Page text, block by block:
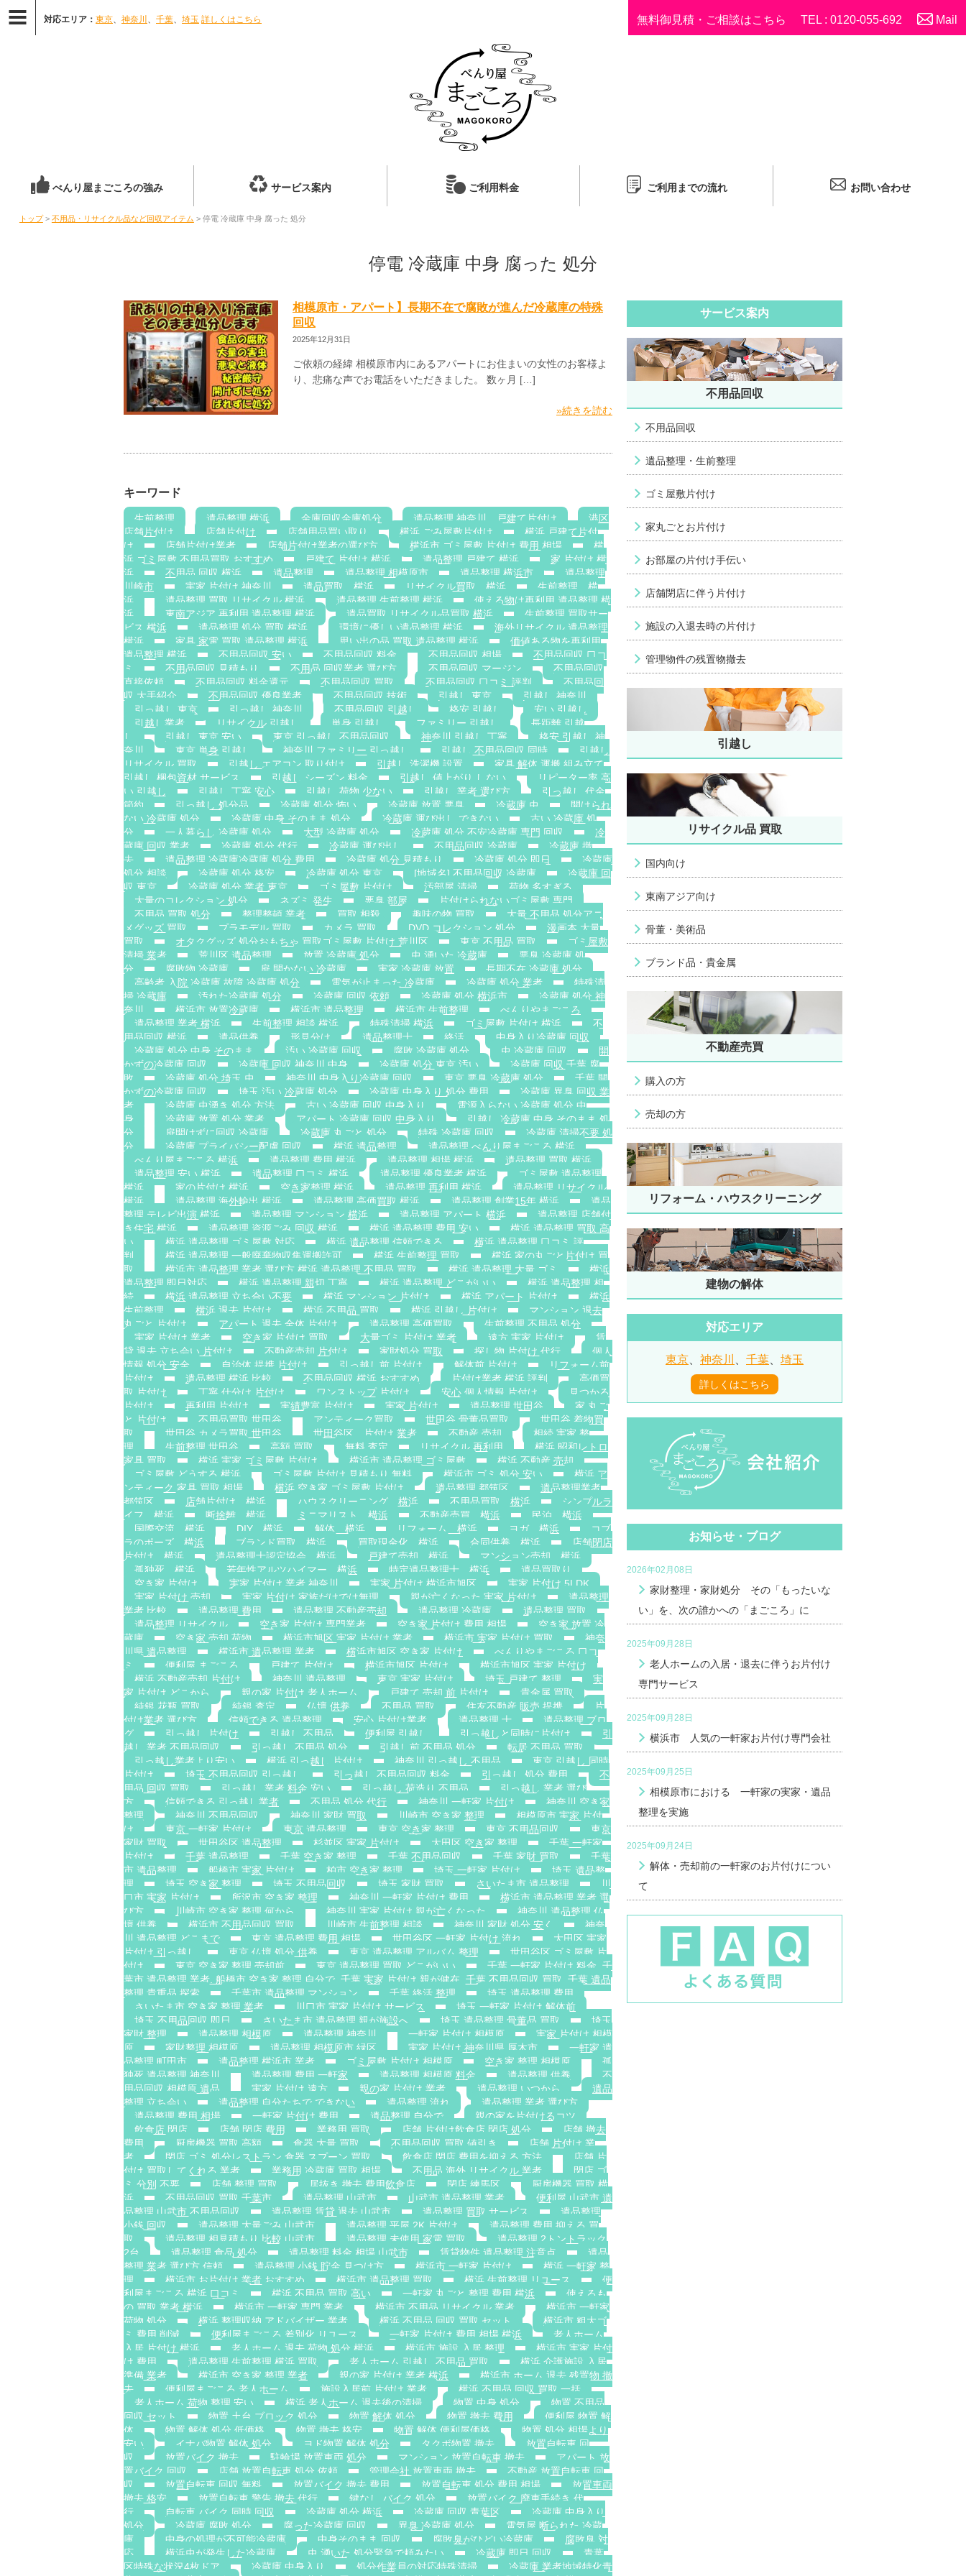
対応エリア： 東京、 神奈川 、 千葉、 埼玉 詳しくはこちら 無料御見積・ご相談はこちら TEL : 0120-055-692 Mail
べんり屋まごころの強み サービス案内 ご利用料金 ご利用までの流れ お問い合わせ
トップ> 不用品・リサイクル品など回収アイテム > 停電 冷蔵庫 中身 腐った 処分
停電 冷蔵庫 中身 腐った 処分
相模原市・アパート】長期不在で腐敗が進んだ冷蔵庫の特殊
回収
2025年12月31日
ご依頼の経緯 相模原市内にあるアパートにお住まいの女性のお客様よ
り、悲痛な声でお電話をいただきました。 数ヶ月 […]
»続きを読む
キーワード
生前整理 遺品整理 横浜 金庫回収金庫処分 遺品整理 神奈川，戸建て片付け
港区
店舗片付け
店舗片付け 店舗用品買い取り 横浜 ごみ屋敷片付け
横浜 戸建て片付
け
店舗片付け業者 店舗片付け業者の選び方 横浜市 ゴミ屋敷 片付け 費用 相場
横
浜 ゴミ屋敷 不用品買取 おすすめ
戸建て 片付け 横浜 遺品整理 戸建て 横浜
家 片付け 横
浜
不用品 回収 横浜 遺品整理 遺品整理 相模原市 遺品整理 横浜市
遺品整理
川崎市
実家 片付け 神奈川 遺品買取 横浜 リサイクル買取 横浜
生前整理 横
浜
遺品整理 買取 リサイクル 横浜 遺品整理 生前整理 横浜
使える物は再利用 遺品整理 横
浜
東南アジア 再利用 遺品整理 横浜 遺品買取 リサイクル品買取 横浜
生前整理 買取サー
ビス 横浜
遺品整理 処分 買取 横浜 環境に優しい遺品整理 横浜
海外リサイクル 遺品整理
横浜
家具 家電 買取 遺品整理 横浜 思い出の品 買取 遺品整理 横浜
価値ある物を再利用
遺品整理 横浜
不用品回収 安い 不用品回収 料金 不用品回収 相場
不用品回収 口コ
ミ
不用品回収 見積もり 不用品 回収業者 選び方 不用品回収 マージン
不用品回収
直接依頼
不用品回収 料金還元 不用品回収 買取 不用品回収 口コミ 評判
不用品回
収 大手紹介
不用品回収 優良業者 不用品回収 技術 引越し 東京
引越し 神奈川
引っ越し 東京
引っ越し 神奈川 不用品回収 引越し 格安 引越し
安い 引越し
引越し業者
リサイクル 引越し 単身 引越し ファミリー 引越し
長距離 引越
し
引越し 東京 安い 東京 引っ越し 不用品回収 神奈川 引越し 丁寧
格安 引越し 神
奈川
東京 単身 引越し 神奈川 ファミリー 引っ越し 引越し 不用品回収 同時
引越し
リサイクル 買取
引越し エアコン 取り付け 引越し 洗濯機 設置
家具 解体 運搬 組み立て
引越し 梱包資材 サービス
引越し シーズン 料金 引越し 値上がり しない
リピーター率 高
い 引越し
引越し 丁寧 安心 引越し 荷物 少ない 引越し 業者 選び方
引っ越し 代金
節約
引っ越し 処分品 冷蔵庫 処分 怖い 冷蔵庫 放置 悪臭 冷蔵庫 虫
開けられ
ない 冷蔵庫 処分
冷蔵庫 中身 そのまま 処分 冷蔵庫 運び出し できない
古い 冷蔵庫 処
分
一人暮らし 冷蔵庫 処分 大型 冷蔵庫 処分 冷蔵庫 処分 不安冷蔵庫 専門 回収
冷
蔵庫 回収 業者
冷蔵庫 処分 代行 冷蔵庫 運び出し 不用品回収 冷蔵庫
冷蔵庫 撤
去
遺品整理 冷蔵庫冷蔵庫 処分 費用 冷蔵庫 処分 見積もり 冷蔵庫 処分 即日
冷蔵庫
処分 相談
冷蔵庫 処分 格安 冷蔵庫 処分 東京 [地域名] 不用品回収 冷蔵庫
冷蔵庫 回
収 東京
冷蔵庫 処分 業者 東京 ゴミ屋敷 片付け 汚部屋 清掃
荷物 多すぎる
大量のコレクション 処分
ネズミ 発生 悪臭 部屋
片付けられないゴミ屋敷 専門
不用品 買取 処分
整理整頓 業者 買取 相殺 趣味の物 買取
大量 不用品 処分アニ
メグッズ 買取
プラモデル 買取 カメラ 買取 DVD コレクション 処分
漫画本 大量
買取
オタクグッズ 処分おもちゃ 買取ゴミ屋敷 片付け 荒川区 東京 不用品 買取
ゴミ屋敷
清掃 業者
荒川区 遺品整理 放置 冷蔵庫 処分 虫 湧いた 冷蔵庫
悪臭 冷蔵庫 処
分
腐敗物 冷蔵庫 扉 開かない 冷蔵庫 実家 冷蔵庫 放置
長期不在 冷蔵庫 処分
高齢者 入院 冷蔵庫 故障 冷蔵庫 処分
電気が止まった 冷蔵庫 冷蔵庫 処分 業者
特殊清
掃 冷蔵庫
汚れた冷蔵庫 処分 冷蔵庫 回収 依頼 冷蔵庫 処分 横浜市
冷蔵庫 処分 神
奈川
横浜市 放置冷蔵庫 横浜市 遺品整理 横浜市 生前整理
べんりやまごころ
遺品整理 業者 横浜
生前整理 相談 横浜 特殊清掃 横浜 ゴミ屋敷 片付け 横浜
不
用品回収 横浜
遺品供養 形見分け 遺品整理士 終活
中身入り冷蔵庫 回収
冷蔵庫 処分 中身 そのまま
汚い 冷蔵庫 回収 腐敗 冷蔵庫 処分 虫 冷蔵庫 回収
開
かずの冷蔵庫 回収
冷蔵庫 回収 神奈川 中身 冷蔵庫 処分 東京 汚い
冷蔵庫 回収 千葉 腐
敗
冷蔵庫 処分 埼玉 虫 神奈川 中身入り冷蔵庫 回収 東京 悪臭 冷蔵庫 処分
千葉 開
かずの冷蔵庫 回収
埼玉 汚い 冷蔵庫 処分 冷蔵庫 中身入り 処分 費用
冷蔵庫 異臭 回収 業
者
冷蔵庫 虫湧き 処分 方法 古い 冷蔵庫 回収 中身入り
電源入らない 冷蔵庫 処分 中
身
冷蔵庫 放置 処分 業者 アパート 冷蔵庫 回収 中身入り
引越し 冷蔵庫 中身 そのまま 処
分
扉開けずに回収 冷蔵庫 冷蔵庫 丸ごと 処分 特殊 冷蔵庫 回収
冷蔵庫 清掃不要 処
分
冷蔵庫 プライバシー配慮 回収 横浜 遺品整理
遺品整理 べんり屋まごころ 横浜
べんり屋まごころ 横浜
遺品整理 費用 横浜 遺品整理 相場 横浜
遺品整理 買取 横浜
遺品整理 安い 横浜
遺品整理 口コミ 横浜 遺品整理 優良業者 横浜
ゴミ屋敷 遺品整理
横浜
家の片付け 横浜 空き家整理 横浜 遺品整理 再利用 横浜
遺品整理 リサイクル
横浜
遺品整理 海外輸出 横浜 遺品整理 高価買取 横浜 遺品整理 創業15年 横浜
遺品
整理 テレビ出演 横浜
遺品整理 マンション 横浜 遺品整理 アパート 横浜
遺品整理 店舗付
き住宅 横浜
遺品整理 資源ごみ 回収 横浜 横浜 遺品整理 費用 安い
横浜 遺品整理 買取 高
い
横浜 遺品整理 ゴミ屋敷 対応 横浜 遺品整理 信頼できる
横浜 遺品整理 口コミ 評
判
横浜 遺品整理 一般廃棄物収集運搬許可 横浜 生前整理 買取
横浜 家の丸ごと片付け 買
取
横浜市 遺品整理 業者 選び方 横浜 遺品整理 不用品 買取 横浜 遺品整理 大量 ゴミ
横浜
遺品整理 即日対応
横浜 遺品整理 親切 丁寧 横浜 遺品整理 どこがいい
横浜 遺品整理 相
続
横浜 遺品整理 立ち合い不要 横浜 マンション 片付け 横浜 アパート 片付け
横浜
生前整理
横浜 退去 片付け 横浜 不用品 買取 横浜 引越し 片付け
マンション 退去
丸ごと 片付け
アパート 退去 全体 片付け 遺品整理 高価買取
生前整理 不用品 処分
実家 片付け 業者
空き家 片付け 買取 大量ゴミ 片付け 業者 遠方 実家 片付け
賃
貸 退去 立ち会い 片付け
不動産売却 片付け 家財処分 買取 探し物 片付け 代行
個人
情報 処分 安全
自治体 提携 片付け 引っ越し前 片付け 解体前 片付け
リフォーム前
片付け
遺品整理 横浜 比較 不用品回収 横浜 おすすめ 片付け業者 横浜 評判
高価買
取 片付け
丁寧 仕分け 片付け ワンストップ 片付け 安心 個人情報 片付け
見つかる
片付け
再利用 片付け 実績豊富 片付け 実家 片付け 遺品整理 世田谷
家 丸ご
と 片付け
不用品買取 世田谷 アンティーク買取 世田谷 骨董品買取
世田谷 着物買
取
世田谷 カメラ買取 世田谷 世田谷区 片付け 業者 不動産 売却
相続 実家 整
理
生前整理 世田谷 高額 買取 無料 査定 リサイクル 再利用
横浜 昭和レトロ
家具 買取
横浜 実家 ゴミ屋敷 片付け 横浜市 遺品整理 ゴミ屋敷
横浜 不動産 売却
ゴミ屋敷 どうする 横浜
ゴミ屋敷 片付け 見積もり 無料 横浜市 ゴミ 処分 安い
横浜 ア
ンティーク 家具 買取 相場
横浜 空き家 ゴミ屋敷 片付け 遺品整理 都筑区
遺品整理業者
都筑区
店舗片付け 横浜 ハウスクリーニング 横浜 不用品買取 横浜
シンプルラ
イフ 横浜
断捨離 横浜 ミニマリスト 横浜 不動産売買 横浜
民泊 横浜
国際交流 横浜
DIY 横浜 解体 横浜 リフォーム 横浜 ヨガ 横浜
コブ
ラのポーズ 横浜
ブランド買取 横浜 買取現金化 横浜 合同供養 横浜
店舗閉店
片付け 横浜
遺品整理士認定協会 横浜 戸建て売却 横浜
マンション売却 横浜
孤独死 横浜
若年性アルツハイマー 横浜 特定遺品整理士 横浜
遺品買取り
空き家 片付け
実家 片付け 業者 神奈川 実家 片付け 横浜市旭区
実家 片付け 5LDK
実家 片付け 売却
実家 片付け 家族だけでは無理 親が亡くなった 実家 片付け
遺品整理
業者 比較
遺品整理 費用 遺品整理 不動産売却 遺品整理 冷蔵庫
遺品整理 買取
遺品整理 リサイクル
空き家 片付け 専門業者 空き家 片付け 費用 相場
空き家 放置 冷
蔵庫
空き家 売却 荷物 横浜市旭区 実家 片付け 業者 横浜市 実家 片付け 買取
神奈
川県 遺品整理
横浜市 遺品整理 業者 横浜市旭区 空き家 片付け
べんりやまごころ 口コ
ミ
便利屋 まごころ 戸建て 片付け 横浜市旭区 片付け
横浜市旭区 実家 片付け
横浜 不動産売却 片付け
神奈川 遺品整理 東京 実家 片付け 埼玉 戸建て 整理
実
家 片付け どこから
親の家 片付け 老人ホーム 戸建て 売却 前 片付け
貴金属 買取
純銀 花瓶 買取
純銀 査定 仏壇 供養 不用品 買取 住友不動産 販売 提携
片
付け業者 選び方
信頼できる 遺品整理 安心 片付け業者 遺品整理 士
遺品整理 ブロ
グ
引っ越し 片付け 引越し 不用品 便利屋 引越し 引っ越しと同時に片付け
引
越し 業者 不用品回収
引っ越し 不用品 処分 引越し前 不用品 処分
転居 不用品 買取
引っ越し業者より安い
横浜 引っ越し 片付け 神奈川 引っ越し 不用品
東京 引越し 同時
片付け
埼玉 不用品回収 引っ越し 引っ越し 不用品回収 料金 引っ越し 処分 費用
不
用品 回収 買取
引っ越し 業者 料金 安い 引っ越し 荷造り 不用品
引っ越し 業者 選び
方
信頼できる 引っ越し業者 不用品 処分 代行 神奈川 一軒家 片付け
神奈川 空き家
整理
神奈川 不用品回収 神奈川 家財 買取 川崎市 空き家 整理
相模原市 実家 片付
け
東京 一軒家 片付け 東京 遺品整理 東京 空き家 整理 東京 不用品回収
東京
家財 買取
世田谷区 遺品整理 杉並区 実家 片付け 大田区 空き家 整理
千葉 一軒家
片付け
千葉 遺品整理 千葉 空き家 整理 千葉 不用品回収 千葉 家財 買取
千葉
市 遺品整理
船橋市 実家 片付け 柏市 空き家 整理 埼玉 一軒家 片付け
埼玉 遺品整
理
埼玉 空き家 整理 埼玉 不用品回収 埼玉 家財 買取 さいたま市 遺品整理
川
口市 実家 片付け
所沢市 空き家 整理 神奈川 一軒家 片付け 費用
横浜市 遺品整理 業者 選
び方
川崎市 空き家 整理 何から 神奈川 実家 片付け 親が亡くなった
神奈川 遺品整理 仏
壇 供養
横浜市 不用品回収 買取 川崎市 生前整理 相談 神奈川 家財 処分 安く
神奈
川 遺品整理 どこまで
東京 遺品整理 費用 相場 世田谷区 一軒家 片付け 流れ
大田区 実家
片付け 引っ越し
東京 仏壇 処分 供養 東京 遺品整理 アルバム 整理
世田谷区 ゴミ屋敷 片
付け
東京 空き家 整理 売却前 東京 遺品整理 買取 どこがいい
千葉 一軒家 片付け 料金. 千
葉市 遺品整理 業者. 船橋市 空き家 整理 自分で. 千葉 実家 片付け 親が健在. 千葉 不用品回収 買取. 千葉 遺品
整理 貴重品 探索
千葉市 遺品整理 マンション 千葉 終活 整理
埼玉 遺品整理 費用
さいたま市 空き家 整理 業者
川口市 実家 片付け サービス
埼玉 一軒家 片付け 解体前
埼玉 不用品回収 即日
さいたま市 遺品整理 親が施設へ 埼玉 遺品整理 骨董品 買取
埼玉
家財 整理
遺品整理 相模原 遺品整理 神奈川 一軒家 片付け 相模原
実家 片付け 相模
原
家財整理 相模原 遺品整理 相模原市 緑区 実家 片付け 神奈川県 厚木市
一軒家 遺
品整理 町田市
遺品整理 横浜市 業者 ゴミ屋敷 片付け 相模原 空き家 整理 相模原
孤
独死 遺品整理 神奈川
遺品整理 費用 一軒家 遺品整理 相模原 料金 遺品整理 供養
不
用品回収 相模原 遺品
実家 片付け 遠方 親の家 片付け 業者 遺品整理 いつから
遺品
整理 立ち会い
遺品整理 自分たちで できない 遺品整理 流れ
遺品整理 業者 選び方
遺品整理 費用 相場
一軒家 片付け 費用 遺品整理 自分で
親の家を片付けるコツ
飲食店 閉店
店舗 閉店 費用 業務用 買取 店舗 片付け飲食店 閉店 処分
店舗 撤去
費用
厨房機器 買取 高額 食器 大量 買取 不用品回収 買取 値引き
店舗 片付け 業
者
閉店 ゴミ 処分レストラン 食器 スプーン 買取 飲食店 閉店 費用を抑える 方法
店舗 片
付け 買取してくれる 業者
業務用 冷蔵庫 買取 相場 不用品 海外 リサイクル 業者
閉店 ゴ
ミ 分別 不要
店舗 整理 買取 居抜き 撤去 費用飲食店 閉店 練馬区
厨房機器 買取 横
浜
不用品回収 買取 千葉市 遺品整理 山武市 山武市 遺品整理 業者
便利屋 山武市 遺
品整理 山武市 不用品回収
遺品整理 賃貸 退去 山武市 遺品整理 買取 サービス
遺品整理
小銭 回収
遺品整理 大量ごみ 山武市 遺品整理 平屋 2K 片付け
遺品整理 費用 抑える 買
取
遺品整理 相見積もり 比較 山武市 遺品整理 未使用 家電 買取
遺品整理 2トントラック
2台
遺品整理 食品 処分 遺品整理 料金 相場 山武市 賃貸物件 遺品整理 注意点
遺品
整理 業者 選び方 信頼
遺品整理 小銭 貯金 見つけ方 横浜市 一軒家 片付け
横浜 一軒家 整
理
横浜市 お片付け 業者 おすすめ 横浜市 遺品整理 買取 横浜 生前整理 リユース
便
利屋まごころ 横浜 口コミ
横浜 不用品 買取 高い 一軒家 丸ごと 整理 費用 横浜
使えるも
の 買取 業者 横浜
横浜市 一軒家 専門 業者 横浜市 不用品 リサイクル 業者
横浜市 一軒家
荷物 処分
横浜 整理収納 アドバイザー 業者 横浜 不用品 回収 買取 セット
横浜市 粗大ゴ
ミ 費用 削減
便利屋まごころ 差別化 リユース 一軒家 片付け 費用 相場 横浜
老人ホーム
入居 片付け 横浜
老人ホーム 退去 荷物 処分 横浜 横浜市 施設 入居 整理
横浜市 実家 片付
け 費用
遺品整理 生前整理 横浜 買取 老人ホーム 引越し 不用品 買取
横浜 介護施設 入居
準備 業者
横浜市 空き家 整理 業者 親の家 片付け 業者 横浜
横浜市 ホーム 退去 残置物 撤
去
便利屋まごころ 老人ホーム 施設入居前 片付け 業者
横浜 不用品 回収 買取 一括
老人ホーム 荷物 整理 安い
横浜 老人ホーム 退去後の清掃 物置 中身 処分
物置 不用品
回収 セット
物置 土台 ブロック 処分 物置 解体 処分 物置 撤去 費用
便利屋 物置 解
体
物置 解体 処分 低価格 物置 撤去 格安 物置 解体 便利屋価格
物置 処分 相場より
安い
イナバ物置 解体 処分 ヨド物置 解体 処分 タクボ物置 撤去
放置自転車 回
収
放置バイク 撤去 駐輪場 放置車両 処分 マンション 放置自転車 撤去
アパート 放
置バイク 回収
店舗 放置自転車 処分 依頼 管理会社 放置車両 撤去
不動産 放置自転車 回
収
放置自転車 回収 無料 放置バイク 撤去 費用 放置自転車 処分 費用 相場
放置車両
撤去 格安
放置自転車 警告 撤去 代行 鍵なし バイク 処分
放置バイク 廃車手続き 代
行
自転車 バイク 同時 回収 冷蔵庫 処分 横浜 冷蔵庫 回収 青葉区
冷蔵庫 中身入り
処分
冷蔵庫 腐敗 処分 腐った冷蔵庫 回収 異臭 冷蔵庫 処分
電気屋 断られた 冷蔵
庫
中身の処理が不可能冷蔵庫 中身そのまま 回収 腐敗臭がひどい冷蔵庫
腐敗臭 対
応
横浜虫が発生した冷蔵庫 虫 湧いた 処分緊急で頼みたい 冷蔵庫 即日 回収
青葉
区特殊な状況4枚ドア
冷蔵庫 中身入り 処分作業員の対応特殊清掃
冷蔵庫 業者地域特化青
サービス案内
不用品回収
不用品回収
遺品整理・生前整理
ゴミ屋敷片付け
家丸ごとお片付け
お部屋の片付け手伝い
店舗閉店に伴う片付け
施設の入退去時の片付け
管理物件の残置物撤去
引越し
リサイクル品 買取
国内向け
東南アジア向け
骨董・美術品
ブランド品・貴金属
不動産売買
購入の方
売却の方
リフォーム・ハウスクリーニング
建物の解体
対応エリア
東京 神奈川 千葉 埼玉
詳しくはこちら
お知らせ・ブログ
2026年02月08日
家財整理・家財処分 その「もったいな
い」を、次の誰かへの「まごころ」に
2025年09月28日
老人ホームの入居・退去に伴うお片付け
専門サービス
2025年09月28日
横浜市 人気の一軒家お片付け専門会社
2025年09月25日
相模原市における 一軒家の実家・遺品
整理を実施
2025年09月24日
解体・売却前の一軒家のお片付けについ
て